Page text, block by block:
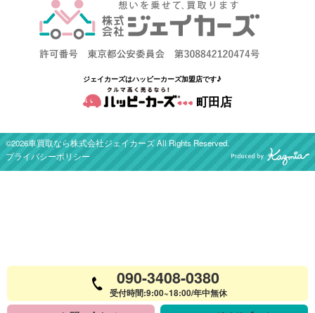
ジェイカーズはハッピーカーズ加盟店です♪
町田店
©2026車買取なら株式会社ジェイカーズ All Rights Reserved.
プライバシーポリシー
090-3408-0380
受付時間:9:00~18:00/年中無休